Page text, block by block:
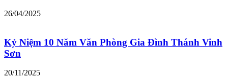
26/04/2025
Kỷ Niệm 10 Năm Văn Phòng Gia Đình Thánh Vinh
Sơn
20/11/2025